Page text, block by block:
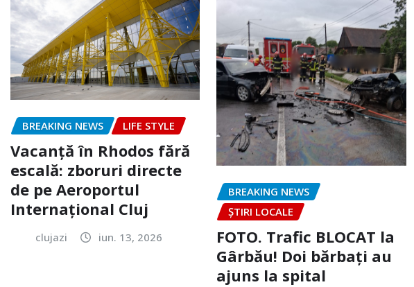
BREAKING NEWS LIFE STYLE
Vacanță în Rhodos fără
escală: zboruri directe
de pe Aeroportul
Internațional Cluj
clujazi iun. 13, 2026
BREAKING NEWS
ȘTIRI LOCALE
FOTO. Trafic BLOCAT la
Gârbău! Doi bărbați au
ajuns la spital